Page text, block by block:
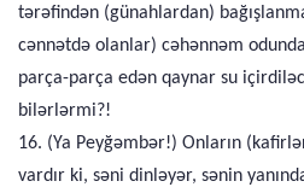
tərəfindən (günahlardan)
cənnətdə olanlar) cəhənnəm
parça-parça edən qaynar su
bilərlərmi?!
16. (Ya Peyğəmbər!) Onların
vardır ki, səni dinləyər, sənin